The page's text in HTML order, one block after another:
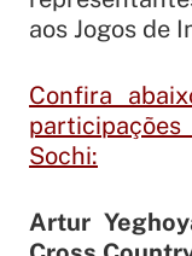
aos Jogos de
Confira
Sochi:
Artur